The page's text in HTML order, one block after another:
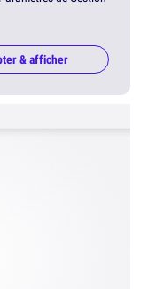
& afficher